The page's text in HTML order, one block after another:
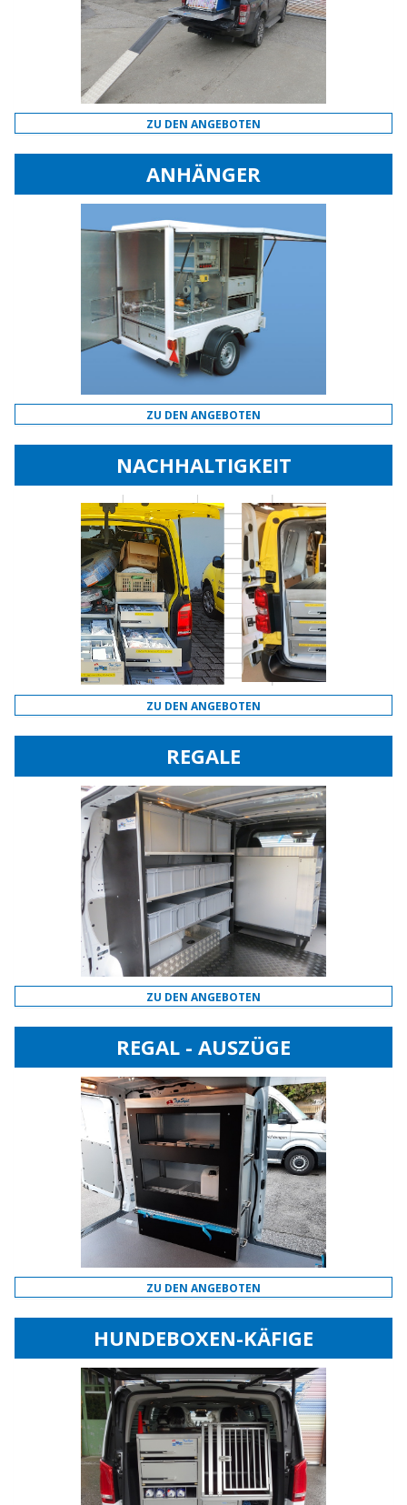
ZU DEN ANGEBOTEN
ANHÄNGER
ZU DEN ANGEBOTEN
NACHHALTIGKEIT
ZU DEN ANGEBOTEN
REGALE
ZU DEN ANGEBOTEN
REGAL - AUSZÜGE
ZU DEN ANGEBOTEN
HUNDEBOXEN-KÄFIGE